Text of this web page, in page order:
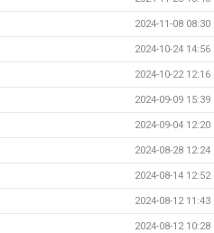
2024-11-08 08:30
2024-10-24 14:56
2024-10-22 12:16
2024-09-09 15:39
2024-09-04 12:20
2024-08-28 12:24
2024-08-14 12:52
2024-08-12 11:43
2024-08-12 10:28